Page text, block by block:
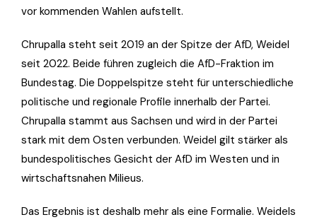
vor kommenden Wahlen aufstellt.
Chrupalla steht seit 2019 an der Spitze der AfD, Weidel
seit 2022. Beide führen zugleich die AfD-Fraktion im
Bundestag. Die Doppelspitze steht für unterschiedliche
politische und regionale Profile innerhalb der Partei.
Chrupalla stammt aus Sachsen und wird in der Partei
stark mit dem Osten verbunden. Weidel gilt stärker als
bundespolitisches Gesicht der AfD im Westen und in
wirtschaftsnahen Milieus.
Das Ergebnis ist deshalb mehr als eine Formalie. Weidels